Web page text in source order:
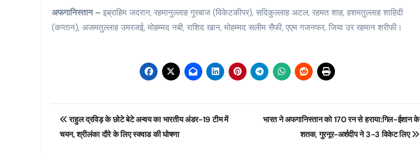
अफगानिस्तान – इब्राहिम जदरान, रहमानुल्लाह गुरबाज (विकेटकीपर), सदिकुल्लाह अटल, रहमत शाह, हशमतुल्लाह शाहिदी
(कप्तान), अजमतुल्लाह उमरजई, मोहम्मद नबी, राशिद खान, मोहम्मद सलीम सैफी, एएम गजनफर, जिया उर रहमान शरीफी।
Post
navigation
राहुल द्रविड़ के छोटे बेटे अन्‍वय का भारतीय अंडर-19 टीम में
चयन, श्रीलंका दौरे के लिए स्‍क्‍वाड की घोषणा
भारत ने अफगानिस्तान को 170 रन से हराया:गिल-ईशान के
शतक, गुरनूर-अर्शदीप ने 3-3 विकेट लिए